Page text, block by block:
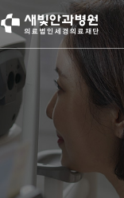
안질환클리닉